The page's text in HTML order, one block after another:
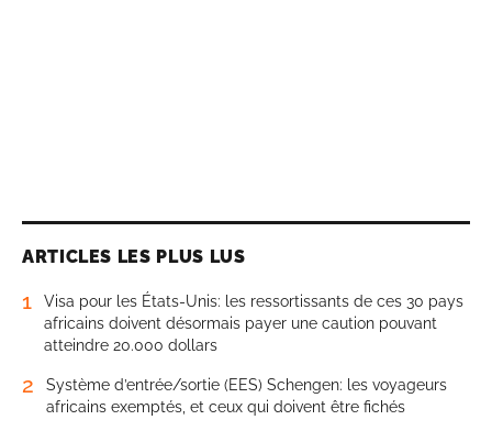
ARTICLES LES PLUS LUS
1
Visa pour les États-Unis: les ressortissants de ces 30 pays
africains doivent désormais payer une caution pouvant
atteindre 20.000 dollars
2
Système d’entrée/sortie (EES) Schengen: les voyageurs
africains exemptés, et ceux qui doivent être fichés